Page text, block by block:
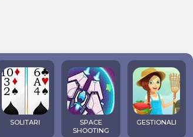
SOLITARI
SPACE
SHOOTING
GESTIONALI